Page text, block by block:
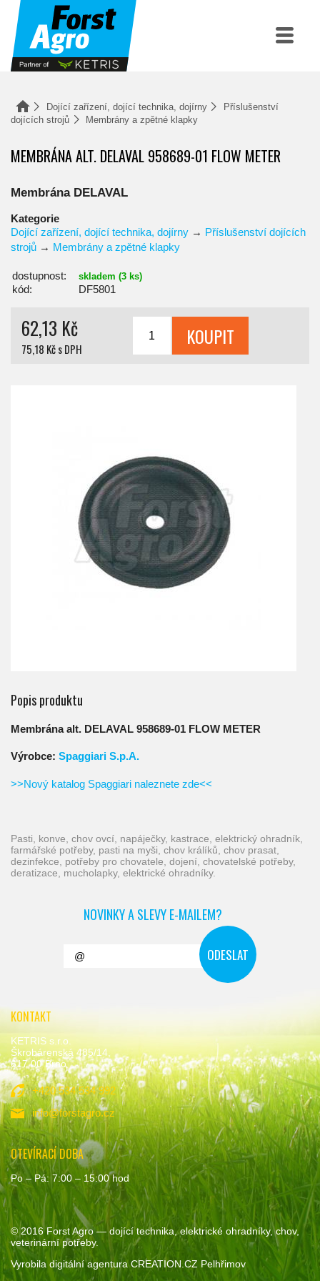
Dojící zařízení, dojící technika, dojírny
Příslušenství
dojících strojů
Membrány a zpětné klapky
MEMBRÁNA ALT. DELAVAL 958689-01 FLOW METER
Membrána DELAVAL
Kategorie
Dojící zařízení, dojící technika, dojírny → Příslušenství dojících
strojů → Membrány a zpětné klapky
dostupnost: skladem (3 ks)
kód: DF5801
62,13 Kč
75,18 Kč s DPH
Popis produktu
Membrána alt. DELAVAL 958689-01 FLOW METER
Výrobce: Spaggiari S.p.A.
>>Nový katalog Spaggiari naleznete zde<<
pasti, konve, chov ovcí, napáječky, kastrace, elektrický ohradník,
farmářské potřeby, pasti na myši, chov králíků, chov prasat,
dezinfekce, potřeby pro chovatele, dojení, chovatelské potřeby,
deratizace, mucholapky, elektrické ohradníky.
NOVINKY A SLEVY E-MAILEM?
KONTAKT
KETRIS s.r.o.
Škrobárenská 485/14,
617 00 Brno
+420 534 534 992
info@forstagro.cz
OTEVÍRACÍ DOBA
Po – Pá: 7:00 – 15:00 hod
© 2016Forst Agro— dojící technika, elektrické ohradníky, chov,
veterinární potřeby.
Vyrobila digitální agentura CREATION.CZ Pelhřimov